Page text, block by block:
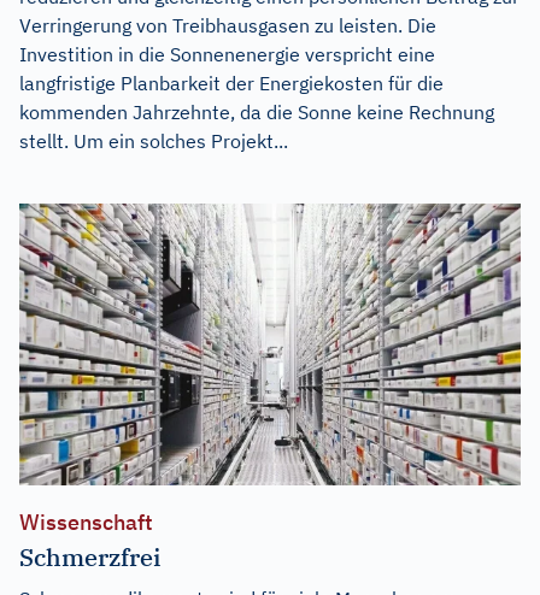
Verringerung von Treibhausgasen zu leisten. Die
Investition in die Sonnenenergie verspricht eine
langfristige Planbarkeit der Energiekosten für die
kommenden Jahrzehnte, da die Sonne keine Rechnung
stellt. Um ein solches Projekt...
Wissenschaft
Schmerzfrei